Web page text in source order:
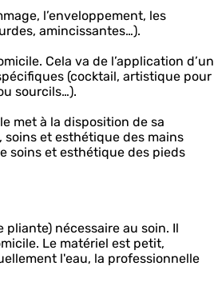
l’enveloppement, les
amincissantes…).
Cela va de l’application d’un
(cocktail, artistique pour
sourcils…).
met à la disposition de sa
et esthétique des mains
soins et esthétique des pieds
nécessaire au soin. Il
Le matériel est petit,
l'eau, la professionnelle